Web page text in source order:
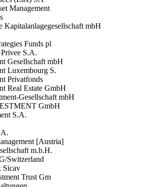
Management
Kapitalanlagegesellschaft mbH
Funds pl
S.A.
Gesellschaft mbH
Luxembourg S.
Privatfonds
Real Estate GmbH
Gesellschaft mbH
GmbH
S.A.
[Austria]
m.b.H.
Switzerland
Sicav
Trust Gm